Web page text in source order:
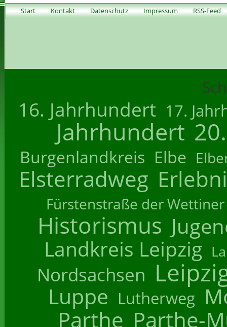
Start Kontakt Datenschutz Impressum RSS-Feed
16. Jahrhundert 17.
Jahrhundert
Burgenlandkreis Elbe
Elsterradweg
Fürstenstraße der Wettiner
Historismus
Landkreis Leipzig
Nordsachsen
Luppe Lutherweg
Parthe Parthe-